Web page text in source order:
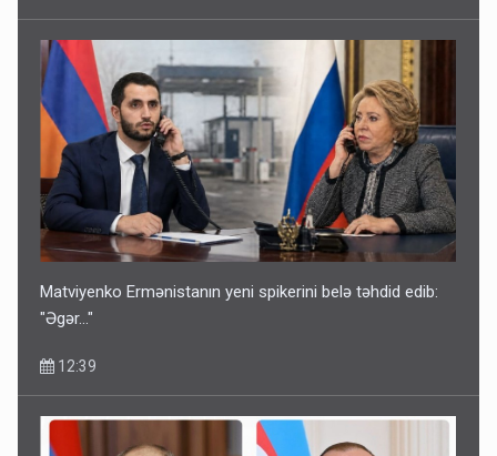
Matviyenko Ermənistanın yeni spikerini belə təhdid edib:
"Əgər..."
12:39